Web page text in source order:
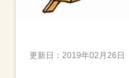
更新日： 2019年02月26日